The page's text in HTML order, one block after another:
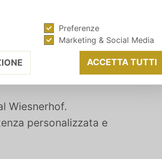
Wiesnerhof.
personalizzata e
Preferenze
Marketing & Social Media
ACCETTA TUTTI